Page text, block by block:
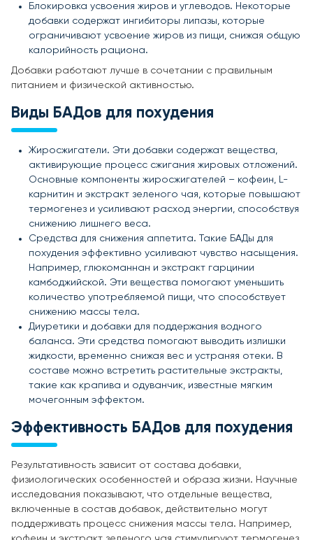
Блокировка усвоения жиров и углеводов. Некоторые
добавки содержат ингибиторы липазы, которые
ограничивают усвоение жиров из пищи, снижая общую
калорийность рациона.
Добавки работают лучше в сочетании с правильным
питанием и физической активностью.
Виды БАДов для похудения
Жиросжигатели. Эти добавки содержат вещества,
активирующие процесс сжигания жировых отложений.
Основные компоненты жиросжигателей – кофеин, L-
карнитин и экстракт зеленого чая, которые повышают
термогенез и усиливают расход энергии, способствуя
снижению лишнего веса.
Средства для снижения аппетита. Такие БАДы для
похудения эффективно усиливают чувство насыщения.
Например, глюкоманнан и экстракт гарцинии
камбоджийской. Эти вещества помогают уменьшить
количество употребляемой пищи, что способствует
снижению массы тела.
Диуретики и добавки для поддержания водного
баланса. Эти средства помогают выводить излишки
жидкости, временно снижая вес и устраняя отеки. В
составе можно встретить растительные экстракты,
такие как крапива и одуванчик, известные мягким
мочегонным эффектом.
Эффективность БАДов для похудения
Результативность зависит от состава добавки,
физиологических особенностей и образа жизни. Научные
исследования показывают, что отдельные вещества,
включенные в состав добавок, действительно могут
поддерживать процесс снижения массы тела. Например,